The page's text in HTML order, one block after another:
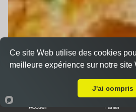
Accueil Panier
Ce site Web utilise des cookies
meilleure expérience sur notre site
J'ai compris